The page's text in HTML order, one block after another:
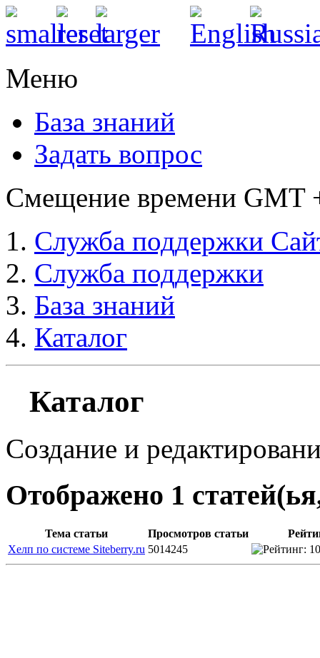
Меню
База знаний
Задать вопрос
Смещение времени GMT
Служба поддержки
Служба поддержки
База знаний
Каталог
Каталог
Создание и
Отображено 1
Тема статьи Просмотров статьи
Хелп по системе Siteberry.ru 5014245